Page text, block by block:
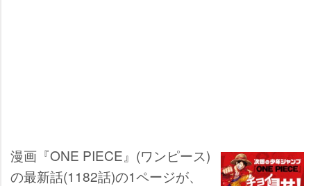
漫画『ONE PIECE』(ワンピース)
の最新話(1182話)の1ページが、